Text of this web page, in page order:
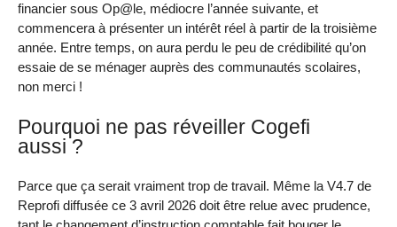
financier sous Op@le, médiocre l’année suivante, et
commencera à présenter un intérêt réel à partir de la troisième
année. Entre temps, on aura perdu le peu de crédibilité qu’on
essaie de se ménager auprès des communautés scolaires,
non merci !
Pourquoi ne pas réveiller Cogefi
aussi ?
Parce que ça serait vraiment trop de travail. Même la V4.7 de
Reprofi diffusée ce 3 avril 2026 doit être relue avec prudence,